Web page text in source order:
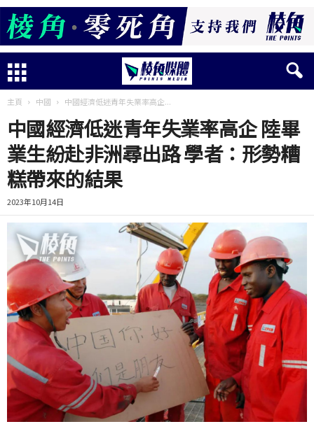
主頁 中國 中國經濟低迷青年失業率高企...
中國經濟低迷青年失業率高企 陸畢
業生紛赴非洲尋出路 學者：形勢糟
糕帶來的結果
2023年10月14日